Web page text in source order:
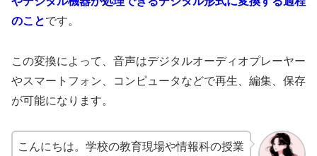
のことです。
この変換によって、音声はデジタルオーディオプレーヤー
やスマートフォン、コンピュータなどで再生、編集、保存
が可能になります。
こんにちは。学校の教育現場や情報科の授業